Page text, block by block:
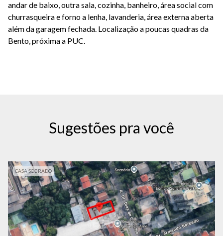
andar de baixo, outra sala, cozinha, banheiro, área social com
churrasqueira e forno a lenha, lavanderia, área externa aberta
além da garagem fechada. Localização a poucas quadras da
Bento, próxima a PUC.
Sugestões pra você
CASA SOBRADO